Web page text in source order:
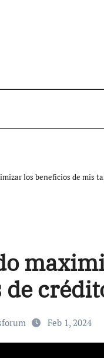
los beneficios de mis
Feb 1, 2024